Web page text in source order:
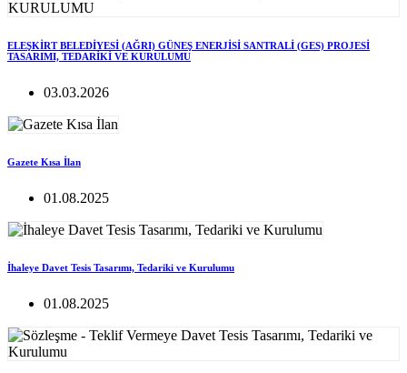
ELEŞKİRT BELEDİYESİ (AĞRI) GÜNEŞ ENERJİSİ SANTRALİ (GES) PROJESİ
TASARIMI, TEDARİKİ VE KURULUMU
03.03.2026
Gazete Kısa İlan
01.08.2025
İhaleye Davet Tesis Tasarımı, Tedariki ve Kurulumu
01.08.2025